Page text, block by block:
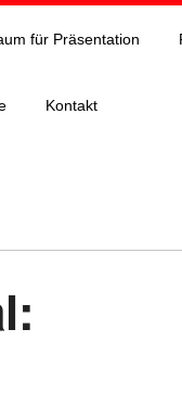
für Präsentation
Kontakt